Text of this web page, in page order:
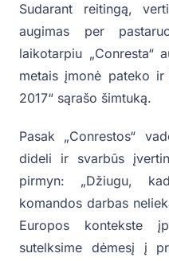
Sudarant reitingą,
augimas per
laikotarpiu „Conresta“
metais įmonė pateko
2017“ sąrašo šimtuką.
Pasak „Conrestos“
dideli ir svarbūs
pirmyn: „Džiugu,
komandos darbas
Europos kontekste
sutelksime dėmesį į